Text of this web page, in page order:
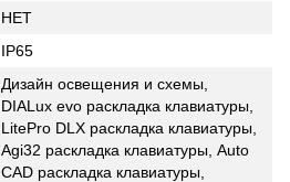
НЕТ
IP65
Дизайн освещения и схемы,
DIALux evo раскладка клавиатуры,
LitePro DLX раскладка клавиатуры,
Agi32 раскладка клавиатуры, Auto
CAD раскладка клавиатуры,